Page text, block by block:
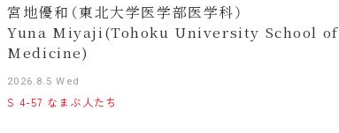
宮地優和（東北大学医学部医学科）
Yuna Miyaji(Tohoku University School of
Medicine)
2026.8.5 Wed
S 4-57 なまぶ人たち